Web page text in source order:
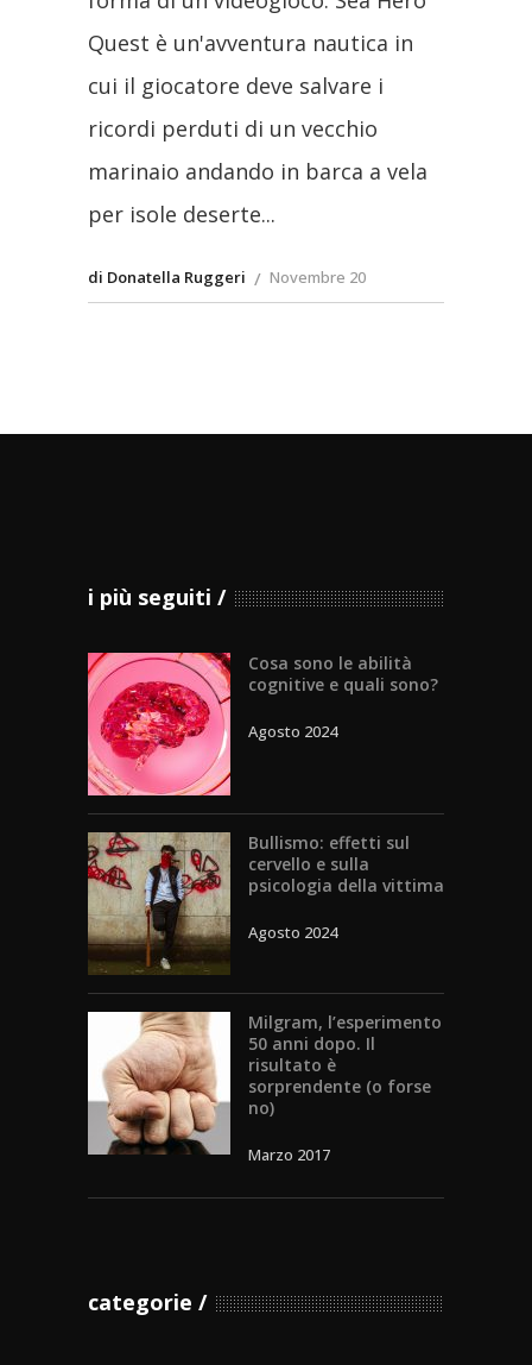
Quest è un'avventura nautica in
cui il giocatore deve salvare i
ricordi perduti di un vecchio
marinaio andando in barca a vela
per isole deserte
di Donatella Ruggeri Novembre 20
i più seguiti
Cosa sono le abilità
cognitive e quali sono?
Agosto 2024
Bullismo: effetti sul
cervello e sulla
psicologia della vittima
Agosto 2024
Milgram, l’esperimento
50 anni dopo. Il
risultato è
sorprendente (o forse
no)
Marzo 2017
categorie